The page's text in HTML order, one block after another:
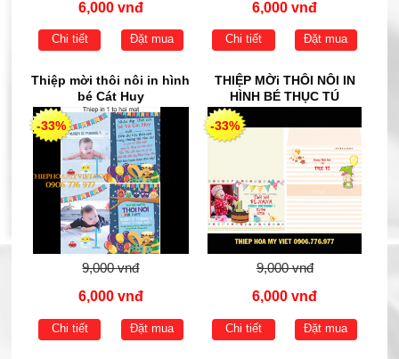
6,000 vnđ
Chi tiết Đặt mua
6,000 vnđ
Chi tiết Đặt mua
Thiệp mời thôi nôi in hình
bé Cát Huy
-33%
9,000 vnđ
6,000 vnđ
Chi tiết Đặt mua
THIỆP MỜi THÔI NÔI IN
HÌNH BÉ THỤC TÚ
-33%
9,000 vnđ
6,000 vnđ
Chi tiết Đặt mua